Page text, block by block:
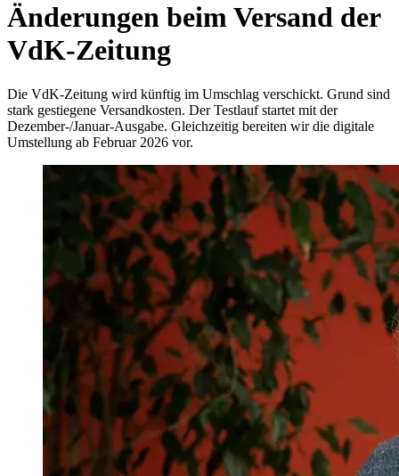
Änderungen beim Versand der
VdK-Zeitung
Die VdK-Zeitung wird künftig im Umschlag verschickt. Grund sind
stark gestiegene Versandkosten. Der Testlauf startet mit der
Dezember-/Januar-Ausgabe. Gleichzeitig bereiten wir die digitale
Umstellung ab Februar 2026 vor.